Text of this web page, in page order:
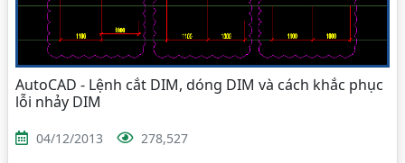
AutoCAD - Lệnh cắt DIM, dóng DIM và cách khắc phục
lỗi nhảy DIM
04/12/2013 278,527